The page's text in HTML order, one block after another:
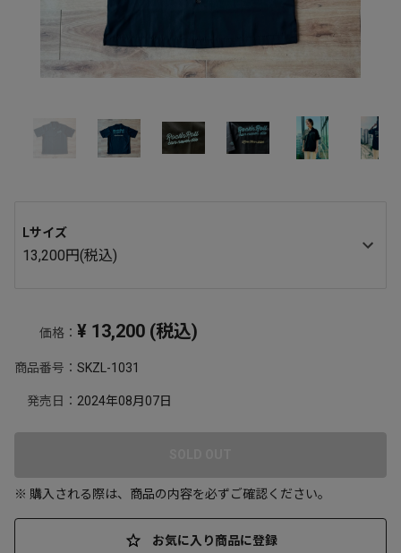
Lサイズ
13,200円(税込)
価格： ¥ 13,200 (税込)
商品番号： SKZL-1031
発売日： 2024年08月07日
※ 購入される際は、商品の内容を必ずご確認ください。
お気に入り商品に登録